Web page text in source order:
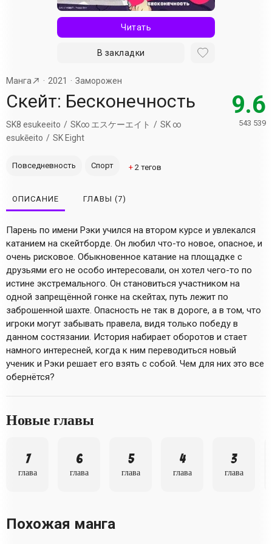
Читать
В закладки
Манга 2021 Заморожен
Скейт: Бесконечность
SK8 esukeeito SK∞ エスケーエイト
SK ∞
esukēeito
SK Eight
9.6
543 539
Повседневность Спорт + 2 тегов
ОПИСАНИЕ ГЛАВЫ (7)
Парень по имени Рэки учился на втором курсе и увлекался
катанием на скейтборде. Он любил что-то новое, опасное, и
очень рисковое. Обыкновенное катание на площадке с
друзьями его не особо интересовали, он хотел чего-то по
истине экстремального. Он становиться участником на
одной запрещённой гонке на скейтах, путь лежит по
заброшенной шахте. Опасность не так в дороге, а в том, что
игроки могут забывать правела, видя только победу в
данном состязании. История набирает оборотов и стает
намного интересней, когда к ним переводиться новый
ученик и Рэки решает его взять с собой. Чем для них это все
обернётся?
Новые главы
7
глава
6
глава
5
глава
4
глава
3
глава
Похожая манга